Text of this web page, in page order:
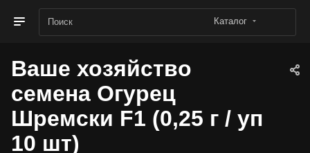
Каталог
Ваше хозяйство
семена Огурец
Шремски F1 (0,25 г / уп
10 шт)